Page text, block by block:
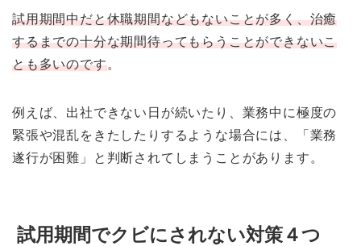
試用期間中だと休職期間などもないことが多く、治癒
するまでの十分な期間待ってもらうことができないこ
とも多いのです。
例えば、出社できない日が続いたり、業務中に極度の
緊張や混乱をきたしたりするような場合には、「業務
遂行が困難」と判断されてしまうことがあります。
試用期間でクビにされない対策４つ